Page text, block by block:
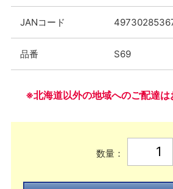
JANコード
品番 S69
※北海道以外の地域へのご配達は
数量：